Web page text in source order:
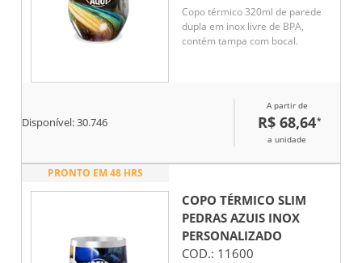
Copo térmico 320ml de parede
dupla em inox livre de BPA,
contém tampa com bocal.
Disponível:30.746
A partir de
R$ 68,64*
a unidade
PRONTO EM 48 HRS
COPO TÉRMICO SLIM
PEDRAS AZUIS INOX
PERSONALIZADO
COD.: 11600